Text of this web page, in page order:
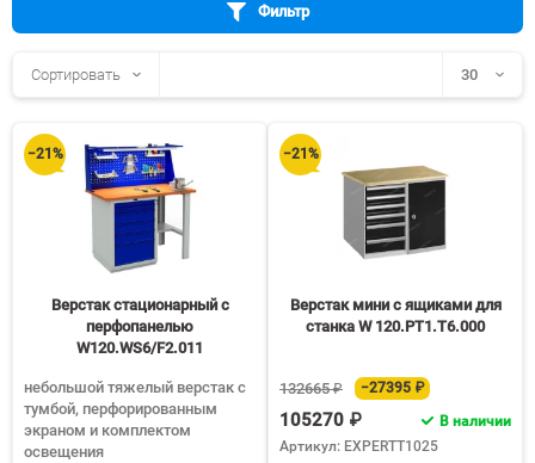
Фильтр
Сортировать 30
60
−21%
Верстак стационарный с
перфопанелью
W120.WS6/F2.011
небольшой тяжелый верстак с
тумбой, перфорированным
экраном и комплектом
освещения
−21%
Верстак мини с ящиками для
станка W 120.PТ1.Т6.000
132665 ₽ −27395 ₽
105270 ₽
В наличии
Артикул: EXPERTT1025